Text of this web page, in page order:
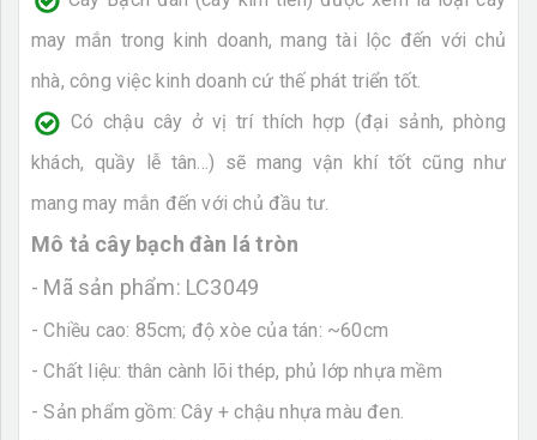
may mắn trong kinh doanh, mang tài lộc đến với chủ
nhà, công việc kinh doanh cứ thế phát triển tốt.
Có chậu cây ở vị trí thích hợp (đại sảnh, phòng
khách, quầy lễ tân...) sẽ mang vận khí tốt cũng như
mang may mắn đến với chủ đầu tư.
Mô tả cây bạch đàn lá tròn
- Mã sản phẩm: LC3049
- Chiều cao: 85cm; độ xòe của tán: ~60cm
- Chất liệu: thân cành lõi thép, phủ lớp nhựa mềm
- Sản phẩm gồm: Cây + chậu nhựa màu đen.